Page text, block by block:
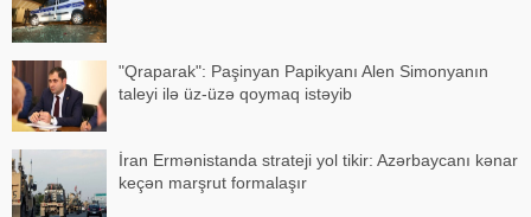
"Qraparak": Paşinyan Papikyanı Alen Simonyanın
taleyi ilə üz-üzə qoymaq istəyib
İran Ermənistanda strateji yol tikir: Azərbaycanı kənar
keçən marşrut formalaşır